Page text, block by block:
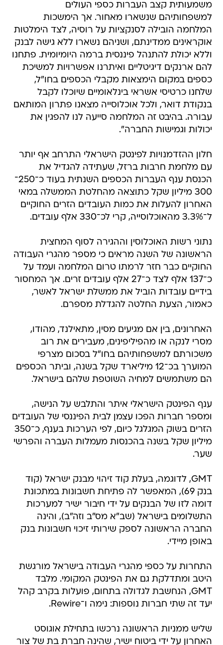
משמעותית קצב העברות כספי העולים
למשפחותיהם שנשארו מאחור. אך הימשכות
המלחמה הובילה לסנקציות על רוסיה, לצד הימלטות
אוקראינים ממדינתם, ושניהם נשארו ללא גישה לבנק
וללא יכולת להתנהל פיננסית ברמה היומיומית. פתחנו
להם ארנקים דיגיטליים ואיתרנו אפשרויות למשיכת
כספים במקום הימצאות מקבלי הכספים בחו"ל,
שלחנו כרטיסי אשראי בינלאומיים שיוכלו לקבל
בנקודת דואר, ולכל אוכלוסייה מצאנו פתרון המותאם
עבורה. בהיבט זה המלחמה סייעה לנו להפגין את
יכולות וגמישות החברה".
חלון ההזדמנויות לפינטק הישראלי התרחב אף יותר
עם מלחמת חרבות ברזל, שעתידה להגדיל את
הכנסת ענף העברות הכספים השנתית בעוד כ־250־
300 מיליון שקל כתוצאה מהחלטת הממשלה במאי
האחרון להעלות את כמות העובדים הזרים החוקיים
ל־3.3% מהאוכלוסייה, קרי לכ־330 אלף עובדים.
נתוני רשות האוכלוסין וההגירה לסוף המחצית
הראשונה של השנה מראים כי מספר מהגרי העבודה
החוקיים כבר חזר לרמתו טרום המלחמה ועמד על
כ־137 אלף לצד כ־27 אלף עובדים זרים. אך המחסור
בידיים עובדות הוביל את ממשלת ישראל לאשר,
כאמור, הצעת החלטה להגדלת מספרם.
האחרונים, בין אם מגיעים מסין, מתאילנד, מהודו,
מסרי לנקה או מהפיליפינים, מעבירים את רוב
משכורתם למשפחותיהם בחו"ל בסכום מצרפי
המוערך בכ־12 מיליארד שקל בשנה, וביתר הכספים
הם משתמשים למחיה השוטפת שלהם בישראל.
ענף הפינטק הישראלי איתר והתלבש על הנישה,
ומספר חברות הפכו עצמן לבית הפיננסי של העובדים
הזרים בשוק המגלגל כיום, לפי הערכות בענף, כ־350
מיליון שקל בשנה בהכנסות מעמלות העברה והפרשי
שער.
GMT, לדוגמה, בעלת קוד זיהוי מבנק ישראל (קוד
בנק 69), המאפשר לה פתיחת חשבונות במתכונת
דומה לזו של הבנקים על ידי חיבור ישיר למערכות
התשלומים בישראל (שב"א מס"ב וזה"ב), והינה
החברה הראשונה לספק שירותי זיכוי חשבונות בנק
באופן מיידי.
התחרות על כספי מהגרי העבודה בישראל מורגשת
היטב ומתדלקת גם את הפינטק המקומי. מלבד
GMT, הנחשבת לגדולה בתחום, פועלות בקרב קהל
יעד זה שתי חברות נוספות: נימה ו־Rewire.
שליש ממניות הראשונה נרכשו בתחילת אוגוסט
האחרון על ידי ביטוח ישיר, שהינה חברת בת של צור